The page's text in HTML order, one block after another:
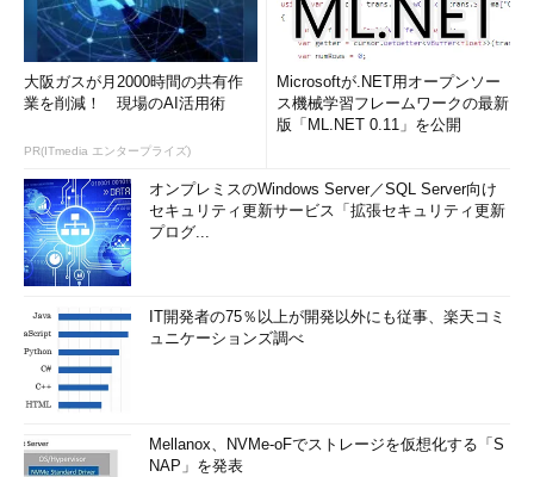
大阪ガスが月2000時間の共有作
業を削減！ 現場のAI活用術
PR(ITmedia エンタープライズ)
Microsoftが.NET用オープンソー
ス機械学習フレームワークの最新
版「ML.NET 0.11」を公開
オンプレミスのWindows Server／SQL Server向け
セキュリティ更新サービス「拡張セキュリティ更新
プログ...
IT開発者の75％以上が開発以外にも従事、楽天コミ
ュニケーションズ調べ
Mellanox、NVMe-oFでストレージを仮想化する「S
NAP」を発表